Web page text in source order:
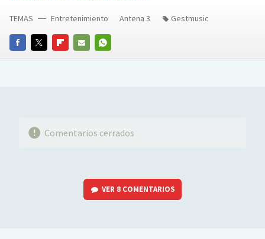
FACEBOOKTWITTERFLIPBOARD
E-
WHATSAPP
TEMAS Entretenimiento Antena 3 Gestmusic
Comentarios cerrados
VER 8 COMENTARIOS